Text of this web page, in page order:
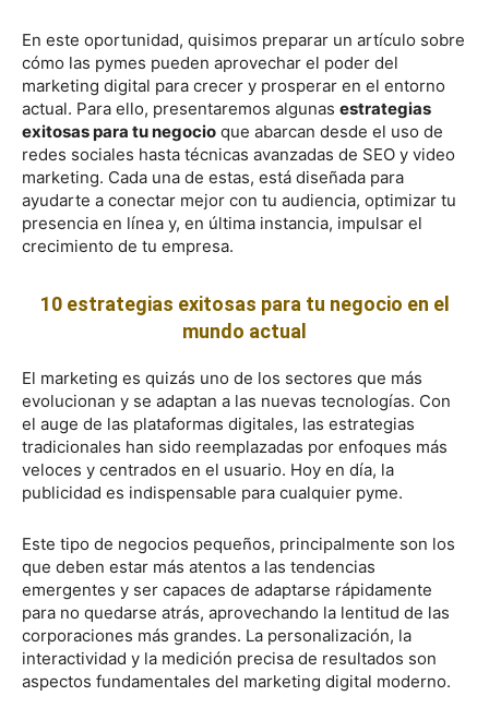
En este oportunidad, quisimos preparar un artículo sobre
cómo las pymes pueden aprovechar el poder del
marketing digital para crecer y prosperar en el entorno
actual. Para ello, presentaremos algunas estrategias
exitosas para tu negocio que abarcan desde el uso de
redes sociales hasta técnicas avanzadas de SEO y video
marketing. Cada una de estas, está diseñada para
ayudarte a conectar mejor con tu audiencia, optimizar tu
presencia en línea y, en última instancia, impulsar el
crecimiento de tu empresa.
10 estrategias exitosas para tu negocio en el
mundo actual
El marketing es quizás uno de los sectores que más
evolucionan y se adaptan a las nuevas tecnologías. Con
el auge de las plataformas digitales, las estrategias
tradicionales han sido reemplazadas por enfoques más
veloces y centrados en el usuario. Hoy en día, la
publicidad es indispensable para cualquier pyme.
Este tipo de negocios pequeños, principalmente son los
que deben estar más atentos a las tendencias
emergentes y ser capaces de adaptarse rápidamente
para no quedarse atrás, aprovechando la lentitud de las
corporaciones más grandes. La personalización, la
interactividad y la medición precisa de resultados son
aspectos fundamentales del marketing digital moderno.